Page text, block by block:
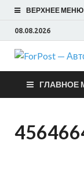
ВЕРХНЕЕ МЕНЮ
08.08.2026
ГЛАВНОЕ